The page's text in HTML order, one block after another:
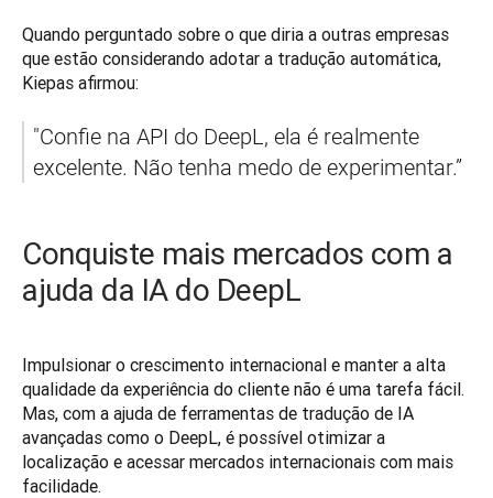
Quando perguntado sobre o que diria a outras empresas
que estão considerando adotar a tradução automática,
Kiepas afirmou:
"Confie na API do DeepL, ela é realmente
excelente. Não tenha medo de experimentar.”
Conquiste mais mercados com a
ajuda da IA do DeepL
Impulsionar o crescimento internacional e manter a alta
qualidade da experiência do cliente não é uma tarefa fácil.
Mas, com a ajuda de ferramentas de tradução de IA
avançadas como o DeepL, é possível otimizar a
localização e acessar mercados internacionais com mais
facilidade.